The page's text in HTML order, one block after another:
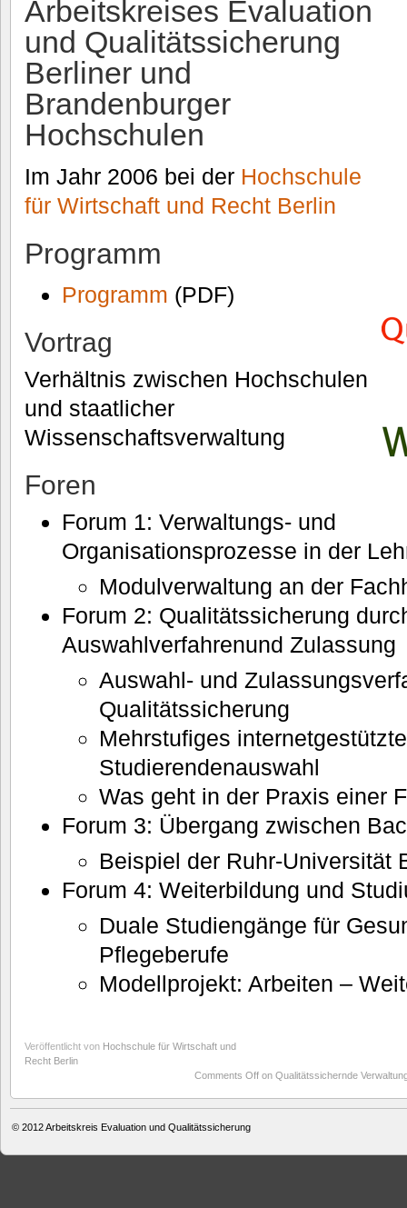
Arbeitskreises Evaluation
und Qualitätssicherung
Berliner und
Brandenburger
Hochschulen
Im Jahr 2006 bei der Hochschule
für Wirtschaft und Recht Berlin
Programm
Programm (PDF)
Vortrag
Verhältnis zwischen Hochschulen
und staatlicher
Wissenschaftsverwaltung
Foren
Forum 1: Verwaltungs- und
Organisationsprozesse in der
Modulverwaltung an der
Forum 2: Qualitätssicherung
Auswahlverfahrenund Zulassung
Auswahl- und
Qualitätssicherung
Mehrstufiges
Studierendenauswahl
Was geht in der Praxis einer
Forum 3: Übergang zwischen
Beispiel der Ruhr-Universität
Forum 4: Weiterbildung und
Duale Studiengänge für
Pflegeberufe
Modellprojekt: Arbeiten –
Veröffentlicht von Hochschule für Wirtschaft und
Recht Berlin
Comments Off on Qualitätssichernde
© 2012Arbeitskreis Evaluation und Qualitätssicherung